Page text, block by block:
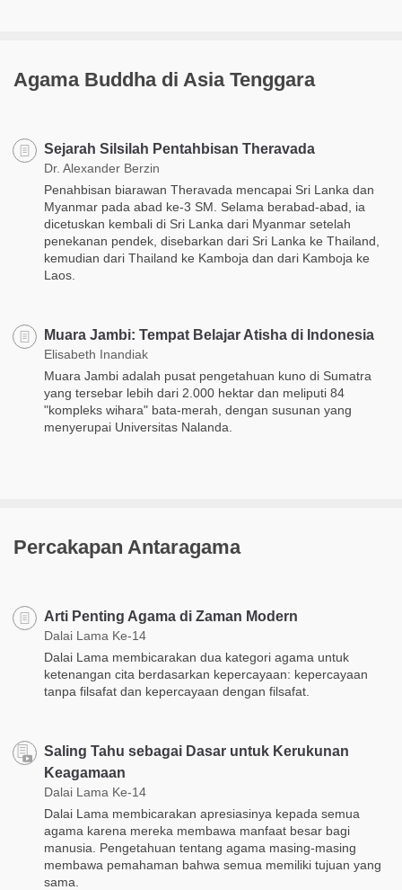
Agama Buddha di Asia Tenggara
Sejarah Silsilah Pentahbisan Theravada
Dr. Alexander Berzin
Penahbisan biarawan Theravada mencapai Sri Lanka dan
Myanmar pada abad ke-3 SM. Selama berabad-abad, ia
dicetuskan kembali di Sri Lanka dari Myanmar setelah
penekanan pendek, disebarkan dari Sri Lanka ke Thailand,
kemudian dari Thailand ke Kamboja dan dari Kamboja ke
Laos.
Muara Jambi: Tempat Belajar Atisha di Indonesia
Elisabeth Inandiak
Muara Jambi adalah pusat pengetahuan kuno di Sumatra
yang tersebar lebih dari 2.000 hektar dan meliputi 84
"kompleks wihara" bata-merah, dengan susunan yang
menyerupai Universitas Nalanda.
Percakapan Antaragama
Arti Penting Agama di Zaman Modern
Dalai Lama Ke-14
Dalai Lama membicarakan dua kategori agama untuk
ketenangan cita berdasarkan kepercayaan: kepercayaan
tanpa filsafat dan kepercayaan dengan filsafat.
Saling Tahu sebagai Dasar untuk Kerukunan
Keagamaan
Dalai Lama Ke-14
Dalai Lama membicarakan apresiasinya kepada semua
agama karena mereka membawa manfaat besar bagi
manusia. Pengetahuan tentang agama masing-masing
membawa pemahaman bahwa semua memiliki tujuan yang
sama.